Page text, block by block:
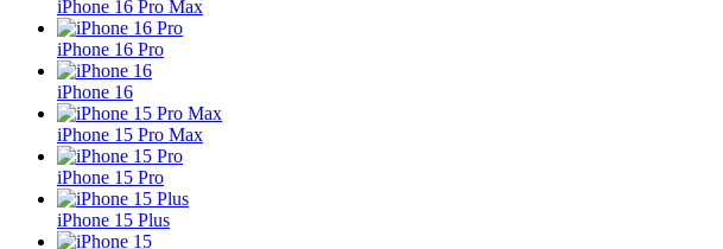
iPhone 16 Pro Max
iPhone 16 Pro
iPhone 16
iPhone 15 Pro Max
iPhone 15 Pro
iPhone 15 Plus